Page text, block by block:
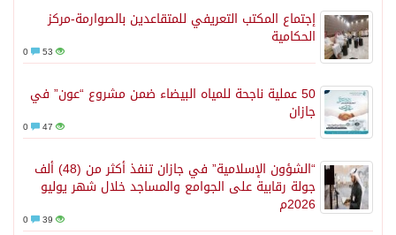
إجتماع المكتب التعريفي للمتقاعدين بالصوارمة-مركز
الحكامية
53
50 عملية ناجحة للمياه البيضاء ضمن مشروع “عون” في
جازان
47
“الشؤون الإسلامية” في جازان تنفذ أكثر من (48) ألف
جولة رقابية على الجوامع والمساجد خلال شهر يوليو
2026م
39